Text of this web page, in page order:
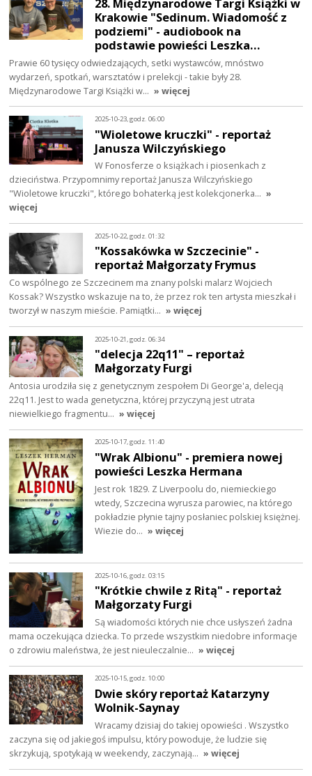
Krakowie "Sedinum. Wiadomość z
podziemi" - audiobook na
podstawie powieści Leszka…
Prawie 60 tysięcy odwiedzających, setki wystawców, mnóstwo
wydarzeń, spotkań, warsztatów i prelekcji - takie były 28.
Międzynarodowe Targi Książki w… » więcej
2025-10-23, godz. 06:00
"Wioletowe kruczki" - reportaż
Janusza Wilczyńskiego
W Fonosferze o książkach i piosenkach z
dzieciństwa. Przypomnimy reportaż Janusza Wilczyńskiego
"Wioletowe kruczki", którego bohaterką jest kolekcjonerka… »
więcej
2025-10-22, godz. 01:32
"Kossakówka w Szczecinie" -
reportaż Małgorzaty Frymus
Co wspólnego ze Szczecinem ma znany polski malarz Wojciech
Kossak? Wszystko wskazuje na to, że przez rok ten artysta mieszkał i
tworzył w naszym mieście. Pamiątki… » więcej
2025-10-21, godz. 06:34
"delecja 22q11" – reportaż
Małgorzaty Furgi
Antosia urodziła się z genetycznym zespołem Di George'a, delecją
22q11. Jest to wada genetyczna, której przyczyną jest utrata
niewielkiego fragmentu… » więcej
2025-10-17, godz. 11:40
"Wrak Albionu" - premiera nowej
powieści Leszka Hermana
Jest rok 1829. Z Liverpoolu do, niemieckiego
wtedy, Szczecina wyrusza parowiec, na którego
pokładzie płynie tajny posłaniec polskiej księżnej.
Wiezie do… » więcej
2025-10-16, godz. 03:15
"Krótkie chwile z Ritą" - reportaż
Małgorzaty Furgi
Są wiadomości których nie chce usłyszeń żadna
mama oczekująca dziecka. To przede wszystkim niedobre informacje
o zdrowiu maleństwa, że jest nieuleczalnie… » więcej
2025-10-15, godz. 10:00
Dwie skóry reportaż Katarzyny
Wolnik-Saynay
Wracamy dzisiaj do takiej opowieści . Wszystko
zaczyna się od jakiegoś impulsu, który powoduje, że ludzie się
skrzykują, spotykają w weekendy, zaczynają… » więcej